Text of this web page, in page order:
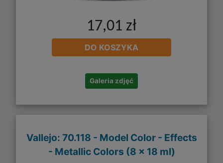
17,01 zł
DO KOSZYKA
Galeria zdjęć
Vallejo: 70.118 - Model Color - Effects
- Metallic Colors (8 x 18 ml)